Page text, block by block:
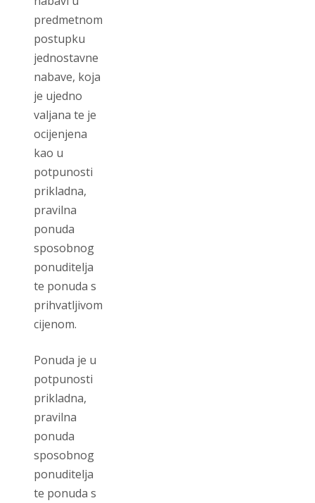
predmetnom
postupku
jednostavne
nabave, koja
je ujedno
valjana te je
ocijenjena
kao u
potpunosti
prikladna,
pravilna
ponuda
sposobnog
ponuditelja
te ponuda s
prihvatljivom
cijenom.
Ponuda je u
potpunosti
prikladna,
pravilna
ponuda
sposobnog
ponuditelja
te ponuda s